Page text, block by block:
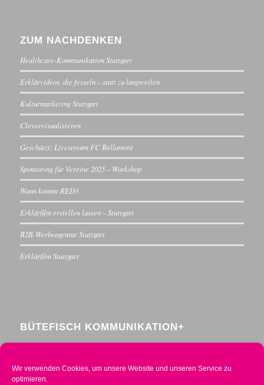
Wir verwenden Cookies, um unsere Website und unseren Service zu
optimieren.
ZUM NACHDENKEN
Healthcare-Kommunikation Stuttgart
Erklärvideos, die fesseln – statt zu langweilen.
Kulturmarketing Stuttgart
Clevervisualisieren
Geschützt: Livestream FC Bellamont
Sponsoring für Vereine 2025 – Workshop
Wann kommt RED3
Erklärfilm erstellen lassen – Stuttgart
B2B-Werbeagentur Stuttgart
Erklärfilm Stuttgart
BÜTEFISCH KOMMUNIKATION+
Telefon 0711 234376-0